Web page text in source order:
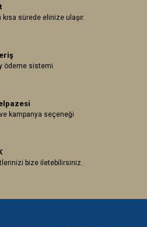
sürede elinize ulaşır.
ödeme sistemi
kampanya seçeneği
bize iletebilirsiniz.